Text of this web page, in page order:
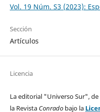
Vol. 19 Núm. S3 (2023):
Sección
Artículos
Licencia
La editorial "Universo Sur",
la Revista Conradobajo la